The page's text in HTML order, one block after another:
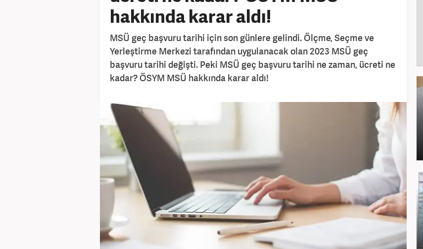
hakkında karar aldı!
MSÜ geç başvuru tarihi için son günlere gelindi. Ölçme, Seçme ve
Yerleştirme Merkezi tarafından uygulanacak olan 2023 MSÜ geç
başvuru tarihi değişti. Peki MSÜ geç başvuru tarihi ne zaman, ücreti ne
kadar? ÖSYM MSÜ hakkında karar aldı!